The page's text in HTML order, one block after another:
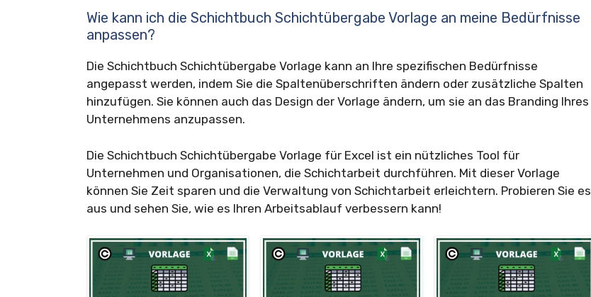
Wie kann ich die Schichtbuch Schichtübergabe Vorlage an meine Bedürfnisse
anpassen?
Die Schichtbuch Schichtübergabe Vorlage kann an Ihre spezifischen Bedürfnisse
angepasst werden, indem Sie die Spaltenüberschriften ändern oder zusätzliche Spalten
hinzufügen. Sie können auch das Design der Vorlage ändern, um sie an das Branding Ihres
Unternehmens anzupassen.
Die Schichtbuch Schichtübergabe Vorlage für Excel ist ein nützliches Tool für
Unternehmen und Organisationen, die Schichtarbeit durchführen. Mit dieser Vorlage
können Sie Zeit sparen und die Verwaltung von Schichtarbeit erleichtern. Probieren Sie es
aus und sehen Sie, wie es Ihren Arbeitsablauf verbessern kann!